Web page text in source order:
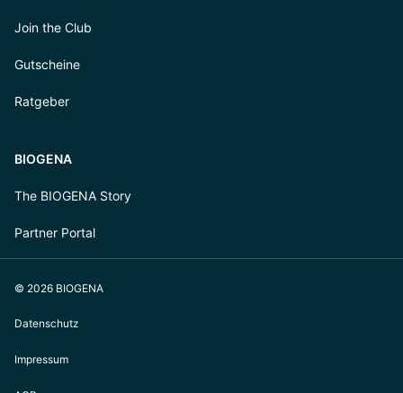
Join the Club
Gutscheine
Ratgeber
BIOGENA
The BIOGENA Story
Partner Portal
© 2026 BIOGENA
Datenschutz
Impressum